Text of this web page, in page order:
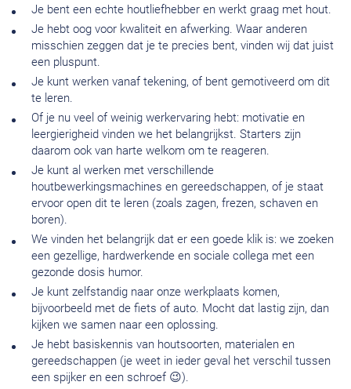
Je bent een echte houtliefhebber en werkt graag met hout.
Je hebt oog voor kwaliteit en afwerking. Waar anderen
misschien zeggen dat je te precies bent, vinden wij dat juist
een pluspunt.
Je kunt werken vanaf tekening, of bent gemotiveerd om dit
te leren.
Of je nu veel of weinig werkervaring hebt: motivatie en
leergierigheid vinden we het belangrijkst. Starters zijn
daarom ook van harte welkom om te reageren.
Je kunt al werken met verschillende
houtbewerkingsmachines en gereedschappen, of je staat
ervoor open dit te leren (zoals zagen, frezen, schaven en
boren).
We vinden het belangrijk dat er een goede klik is: we zoeken
een gezellige, hardwerkende en sociale collega met een
gezonde dosis humor.
Je kunt zelfstandig naar onze werkplaats komen,
bijvoorbeeld met de fiets of auto. Mocht dat lastig zijn, dan
kijken we samen naar een oplossing.
Je hebt basiskennis van houtsoorten, materialen en
gereedschappen (je weet in ieder geval het verschil tussen
een spijker en een schroef 😉).